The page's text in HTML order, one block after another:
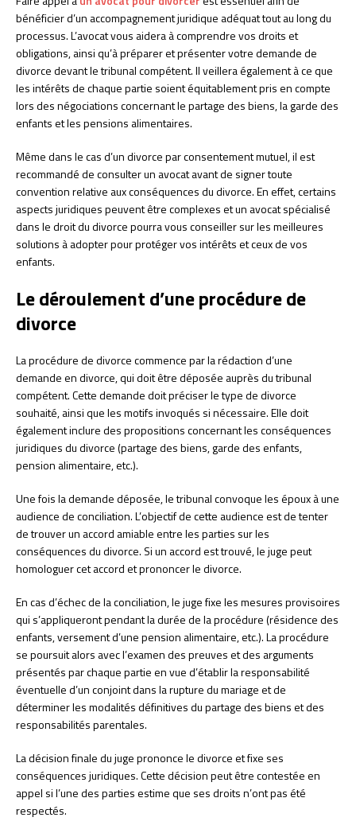
bénéficier d’un accompagnement juridique adéquat tout au long du
processus. L’avocat vous aidera à comprendre vos droits et
obligations, ainsi qu’à préparer et présenter votre demande de
divorce devant le tribunal compétent. Il veillera également à ce que
les intérêts de chaque partie soient équitablement pris en compte
lors des négociations concernant le partage des biens, la garde des
enfants et les pensions alimentaires.
Même dans le cas d’un divorce par consentement mutuel, il est
recommandé de consulter un avocat avant de signer toute
convention relative aux conséquences du divorce. En effet, certains
aspects juridiques peuvent être complexes et un avocat spécialisé
dans le droit du divorce pourra vous conseiller sur les meilleures
solutions à adopter pour protéger vos intérêts et ceux de vos
enfants.
Le déroulement d’une procédure de
divorce
La procédure de divorce commence par la rédaction d’une
demande en divorce, qui doit être déposée auprès du tribunal
compétent. Cette demande doit préciser le type de divorce
souhaité, ainsi que les motifs invoqués si nécessaire. Elle doit
également inclure des propositions concernant les conséquences
juridiques du divorce (partage des biens, garde des enfants,
pension alimentaire, etc.).
Une fois la demande déposée, le tribunal convoque les époux à une
audience de conciliation. L’objectif de cette audience est de tenter
de trouver un accord amiable entre les parties sur les
conséquences du divorce. Si un accord est trouvé, le juge peut
homologuer cet accord et prononcer le divorce.
En cas d’échec de la conciliation, le juge fixe les mesures provisoires
qui s’appliqueront pendant la durée de la procédure (résidence des
enfants, versement d’une pension alimentaire, etc.). La procédure
se poursuit alors avec l’examen des preuves et des arguments
présentés par chaque partie en vue d’établir la responsabilité
éventuelle d’un conjoint dans la rupture du mariage et de
déterminer les modalités définitives du partage des biens et des
responsabilités parentales.
La décision finale du juge prononce le divorce et fixe ses
conséquences juridiques. Cette décision peut être contestée en
appel si l’une des parties estime que ses droits n’ont pas été
respectés.